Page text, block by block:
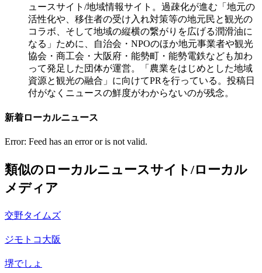
ュースサイト/地域情報サイト。過疎化が進む「地元の
活性化や、移住者の受け入れ対策等の地元民と観光の
コラボ、そして地域の縦横の繋がりを広げる潤滑油に
なる」ために、自治会・NPOのほか地元事業者や観光
協会・商工会・大阪府・能勢町・能勢電鉄なども加わ
って発足した団体が運営。「農業をはじめとした地域
資源と観光の融合」に向けてPRを行っている。投稿日
付がなくニュースの鮮度がわからないのが残念。
新着ローカルニュース
Error: Feed has an error or is not valid.
類似のローカルニュースサイト/ローカル
メディア
交野タイムズ
ジモトコ大阪
堺でしょ